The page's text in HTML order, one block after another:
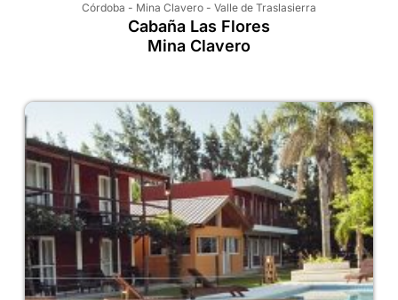
Córdoba - Mina Clavero - Valle de Traslasierra
Cabaña Las Flores
Mina Clavero